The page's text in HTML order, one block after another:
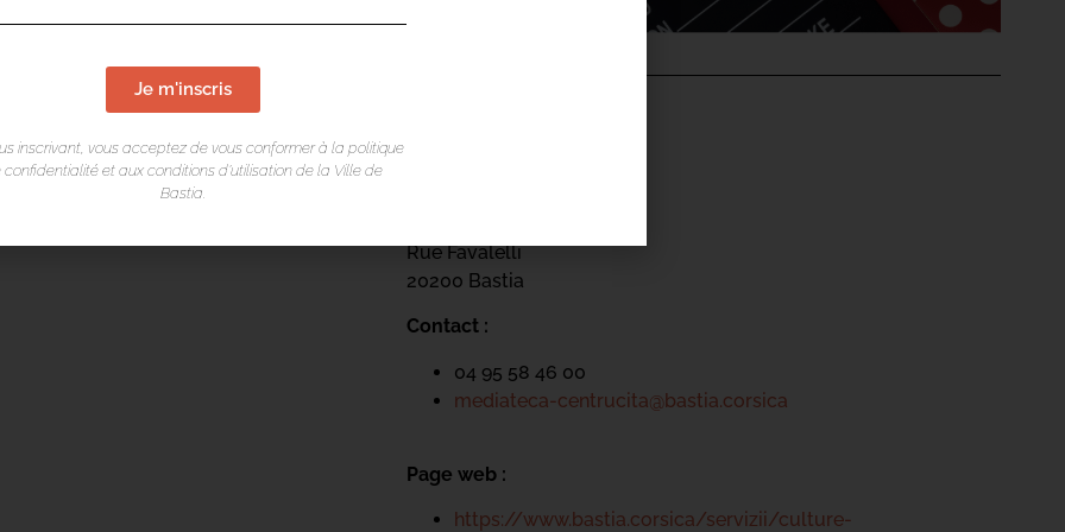
Rue Favalelli
20200 Bastia
Contact :
04 95 58 46 00
mediateca-centrucita@bastia.corsica
Page web :
https://www.bastia.corsica/servizii/culture-
Je m'inscris
inscrivant, vous acceptez de vous conformer à la politique
confidentialité et aux conditions d’utilisation de la Ville de
Bastia.